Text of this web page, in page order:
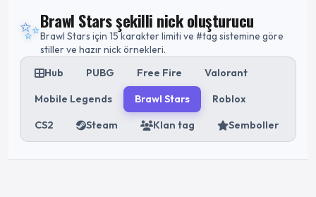
✨Brawl Stars şekilli nick oluşturucu
Brawl Stars için 15 karakter limiti ve #tag sistemine göre
stiller ve hazır nick örnekleri.
Hub
PUBG Free Fire Valorant
Mobile Legends Brawl Stars Roblox
CS2 Steam Klan tag Semboller